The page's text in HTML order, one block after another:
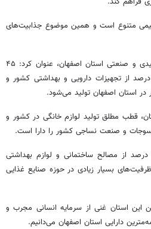
متنوع است و همین موضوع جذابیت‌های
وی ضمن اشاره به ظرفیت‌های تولیدی و صنعتی استان اصفهان، عنوان کرد: ۴۵
درصد ورق‌های فولادی کشور، ۳۵ درصد از تجهیزات دارویی و بهداشتی کشور و
قطب مطلق تولید لوازم خانگی در کشور و
وی متذکر شد: استان اصفهان ۳۰ درصد از مصالح ساختمانی و لوازم بهداشتی
بسیار زیادی در حوزه صنایع غذایی
این استان غنی از سرمایه انسانی مجرب و
دارایی استان اصفهان می‌دانیم.